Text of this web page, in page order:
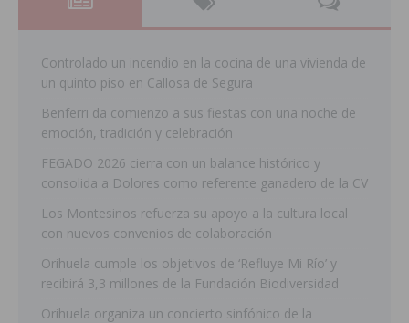
Controlado un incendio en la cocina de una vivienda de
un quinto piso en Callosa de Segura
Benferri da comienzo a sus fiestas con una noche de
emoción, tradición y celebración
FEGADO 2026 cierra con un balance histórico y
consolida a Dolores como referente ganadero de la CV
Los Montesinos refuerza su apoyo a la cultura local
con nuevos convenios de colaboración
Orihuela cumple los objetivos de ‘Refluye Mi Río’ y
recibirá 3,3 millones de la Fundación Biodiversidad
Orihuela organiza un concierto sinfónico de la